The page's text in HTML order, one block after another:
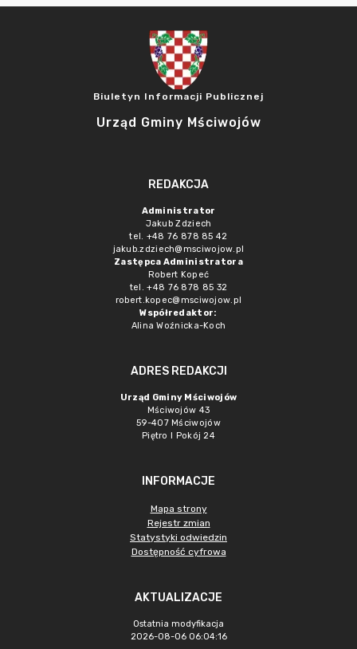
Biuletyn Informacji Publicznej
Urząd Gminy Mściwojów
REDAKCJA
Administrator
Jakub Zdziech
tel. +48 76 878 85 42
jakub.zdziech@msciwojow.pl
Zastępca Administratora
Robert Kopeć
tel. +48 76 878 85 32
robert.kopec@msciwojow.pl
Współredaktor:
Alina Woźnicka-Koch
ADRES REDAKCJI
Urząd Gminy Mściwojów
Mściwojów 43
59-407 Mściwojów
Piętro I Pokój 24
INFORMACJE
Mapa strony
Rejestr zmian
Statystyki odwiedzin
Dostępność cyfrowa
AKTUALIZACJE
Ostatnia modyfikacja
2026-08-06 06:04:16